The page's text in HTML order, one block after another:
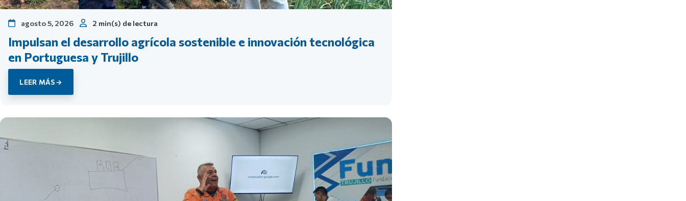
agosto 5, 2026 2 min(s) de lectura
Impulsan el desarrollo agrícola sostenible e innovación tecnológica
en Portuguesa y Trujillo
LEER MÁS